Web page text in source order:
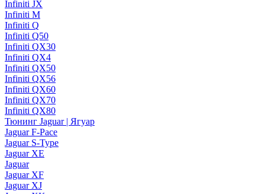
Infiniti JX
Infiniti M
Infiniti Q
Infiniti Q50
Infiniti QX30
Infiniti QX4
Infiniti QX50
Infiniti QX56
Infiniti QX60
Infiniti QX70
Infiniti QX80
Тюнинг Jaguar | Ягуар
Jaguar F-Pace
Jaguar S-Type
Jaguar XE
Jaguar
Jaguar XF
Jaguar XJ